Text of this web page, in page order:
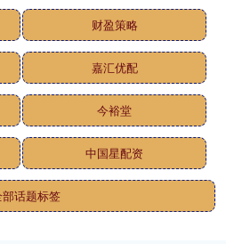
财盈策略
嘉汇优配
今裕堂
中国星配资
话题标签